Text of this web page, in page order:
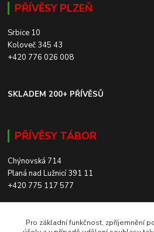
PŘÍVĚSY PLZEŇ
Srbice 10
Koloveč 345 43
+420 776 026 008
SKLADEM 200+ PŘÍVĚSŮ
PŘÍVĚSY TÁBOR
Chýnovská 714
Planá nad Lužnicí 391 11
+420 775 117 577
Pro základní funkčnost, zpříjemnění